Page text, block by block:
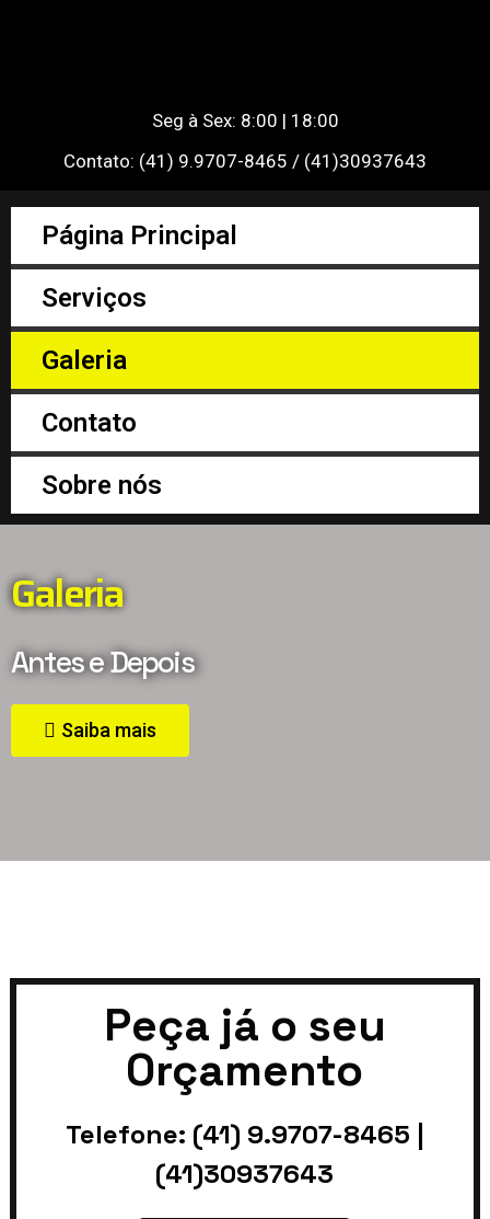
Seg à Sex: 8:00 | 18:00
Contato: (41) 9.9707-8465 / (41)30937643
Página Principal
Serviços
Galeria
Contato
Sobre nós
Galeria
Antes e Depois
Saiba mais
Peça já o seu
Orçamento
Telefone: (41) 9.9707-8465 |
(41)30937643